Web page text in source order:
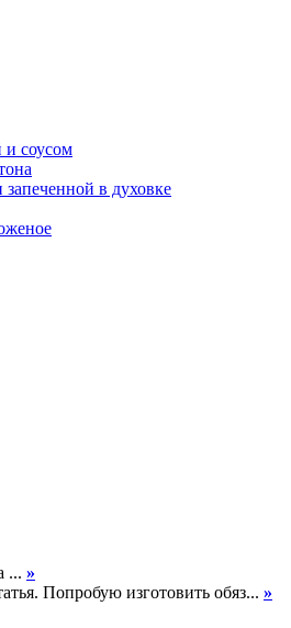
и соусом
в духовке
... »
Попробую изготовить обяз... »